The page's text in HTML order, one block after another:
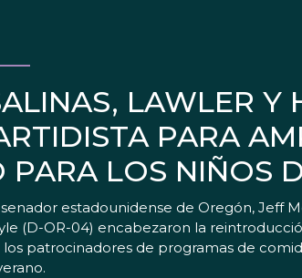
LAWLER
PARA
PARA LOS NIÑOS
estadounidense de Oregón, Jeff
(D-OR-04) encabezaron la
los patrocinadores de programas de